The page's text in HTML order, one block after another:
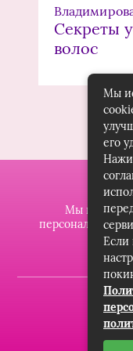
Секреты
волос
Мы
Мы
его
Если